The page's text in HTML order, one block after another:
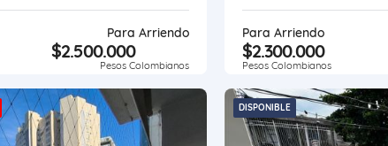
Para Arriendo
$2.500.000
Pesos Colombianos
Para Arriendo
$2.300.000
Pesos Colombianos
DISPONIBLE